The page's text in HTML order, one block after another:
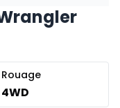
À partir de :
Rouage
4WD